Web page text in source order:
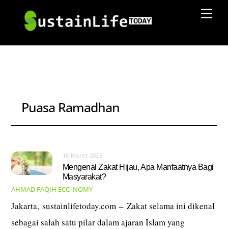
content
Puasa Ramadhan
18 Maret 2025
Mengenal Zakat Hijau, Apa Manfaatnya Bagi
Masyarakat?
AHMAD FAQIH ECO-NOMY
Jakarta, sustainlifetoday.com – Zakat selama ini dikenal
sebagai salah satu pilar dalam ajaran Islam yang